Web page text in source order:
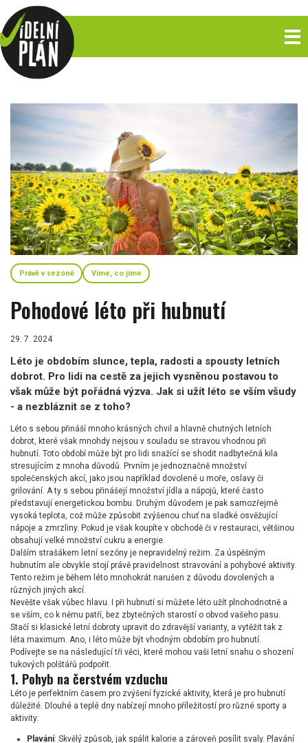
Právě v sezóně Víme, co jíme
Pohodové léto při hubnutí
29. 7. 2024
Léto je obdobím slunce, tepla, radosti a spousty letních
dobrot. Pro lidi na cestě za jejich vysněnou postavou to
však může být pořádná výzva. Jak si užít léto se vším všudy
- a nezbláznit se z toho?
Léto s sebou přináší mnoho krásných chvil a hlavně chutných letních
dobrot, které však mnohdy nejsou v souladu se stravou vhodnou při
hubnutí. Toto období může být pro lidi snažící se shodit nadbytečná kila
stresujícím z mnoha důvodů. Prvním je jednoznačně množství
společenských akcí, jako jsou například dovolené u moře, oslavy či
grilování. A ty s sebou přinášejí množství jídla a nápojů, které často
představují energetickou bombu. Druhým důvodem je pak samozřejmě
vysoká teplota, což může způsobit zvýšenou chuť na sladké osvěžující
nápoje a zmrzliny. Pokud je však koupíte v obchodě či v restauraci, většinou
obsahují velké množství cukru a energie.
Dalším strašákem letní sezóny je nepravidelný režim. Za úspěšným
hubnutím ale obvykle stojí právě pravidelnost stravování a pohybové aktivity.
Tento režim je během léto mnohokrát narušen z důvodu dovolených a
různých jiných akcí.
Nevěšte však vůbec hlavu. I při hubnutí si můžete léto užít plnohodnotně a
se vším, co k němu patří, bez zbytečných starostí o obvod vašeho pasu.
Stačí si klasické letní dobroty upravit do zdravější varianty, a vytěžit tak z
léta maximum. Ano, i léto může být vhodným obdobím pro hubnutí.
Podívejte se na následující tři věci, které mohou vaši letní snahu o shození
tukových polštářů podpořit.
1. Pohyb na čerstvém vzduchu
Léto je perfektním časem pro zvýšení fyzické aktivity, která je pro hubnutí
důležité. Dlouhé a teplé dny nabízejí mnoho příležitostí pro různé sporty a
aktivity:
Plavání: Skvělý způsob, jak spálit kalorie a zároveň posílit svaly. Plavání